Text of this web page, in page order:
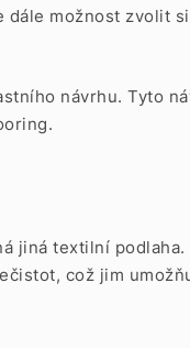
možnost zvolit
návrhu. Tyto
jiná textilní
což jim